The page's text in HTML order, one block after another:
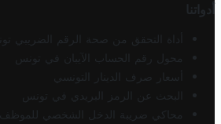
أدواتنا
أداة التحقق من صحة الرقم الضريبي
محول رقم الحساب الآيبان في تونس
أسعار صرف الدينار التونسي
البحث عن الرمز البريدي في تونس
محاكي ضريبة الدخل الشخصي للموظف/